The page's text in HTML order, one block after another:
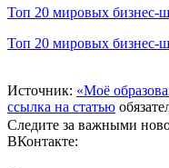
Топ 20 мировых бизнес-
Топ 20 мировых бизнес-
Источник: «Моё
ссылка на статью
Следите за важными
ВКонтакте: